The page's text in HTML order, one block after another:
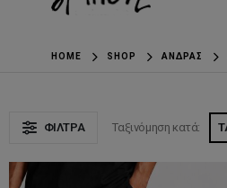
HOME SHOP ΆΝΔΡΑΣ
ΦΊΛΤΡΑ Ταξινόμηση κατά: